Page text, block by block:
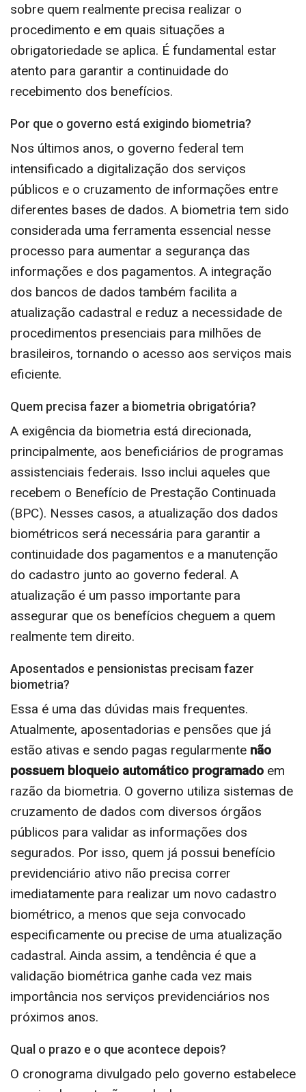
sobre quem realmente precisa realizar o
procedimento e em quais situações a
obrigatoriedade se aplica. É fundamental estar
atento para garantir a continuidade do
recebimento dos benefícios.
Por que o governo está exigindo biometria?
Nos últimos anos, o governo federal tem
intensificado a digitalização dos serviços
públicos e o cruzamento de informações entre
diferentes bases de dados. A biometria tem sido
considerada uma ferramenta essencial nesse
processo para aumentar a segurança das
informações e dos pagamentos. A integração
dos bancos de dados também facilita a
atualização cadastral e reduz a necessidade de
procedimentos presenciais para milhões de
brasileiros, tornando o acesso aos serviços mais
eficiente.
Quem precisa fazer a biometria obrigatória?
A exigência da biometria está direcionada,
principalmente, aos beneficiários de programas
assistenciais federais. Isso inclui aqueles que
recebem o Benefício de Prestação Continuada
(BPC). Nesses casos, a atualização dos dados
biométricos será necessária para garantir a
continuidade dos pagamentos e a manutenção
do cadastro junto ao governo federal. A
atualização é um passo importante para
assegurar que os benefícios cheguem a quem
realmente tem direito.
Aposentados e pensionistas precisam fazer
biometria?
Essa é uma das dúvidas mais frequentes.
Atualmente, aposentadorias e pensões que já
estão ativas e sendo pagas regularmente não
possuem bloqueio automático programado em
razão da biometria. O governo utiliza sistemas de
cruzamento de dados com diversos órgãos
públicos para validar as informações dos
segurados. Por isso, quem já possui benefício
previdenciário ativo não precisa correr
imediatamente para realizar um novo cadastro
biométrico, a menos que seja convocado
especificamente ou precise de uma atualização
cadastral. Ainda assim, a tendência é que a
validação biométrica ganhe cada vez mais
importância nos serviços previdenciários nos
próximos anos.
Qual o prazo e o que acontece depois?
O cronograma divulgado pelo governo estabelece